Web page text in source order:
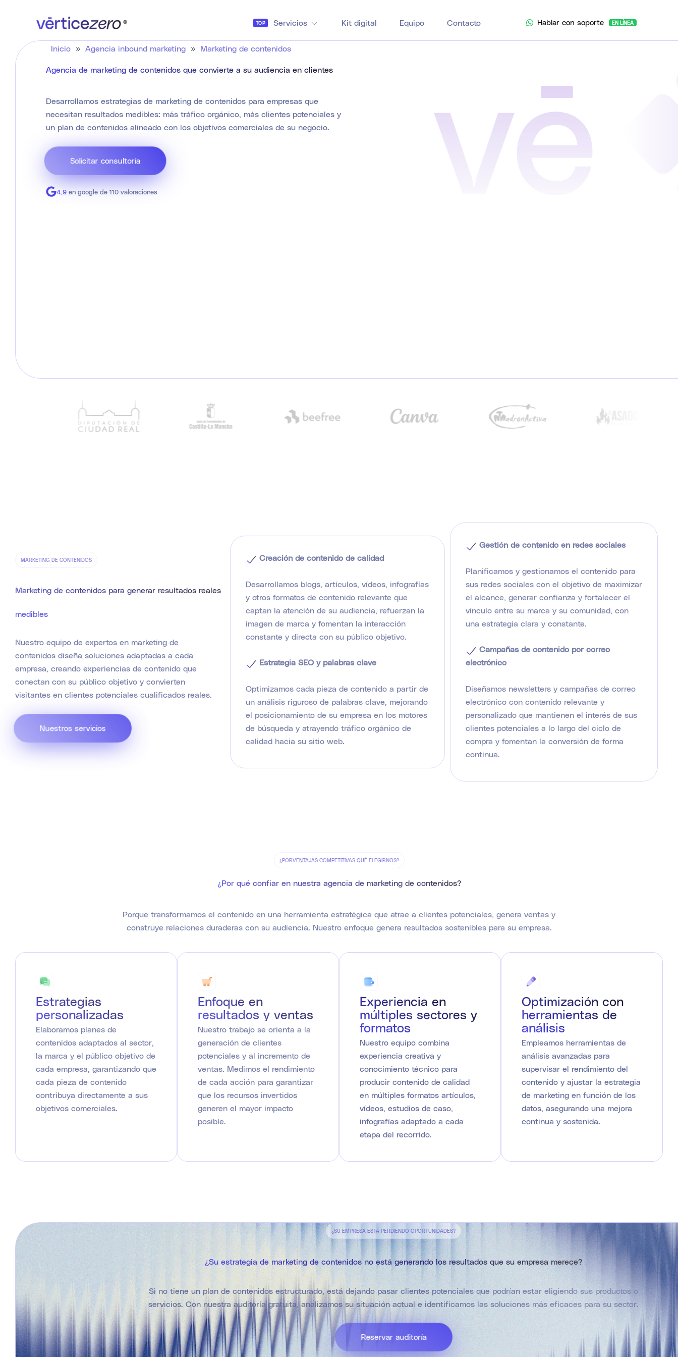
TOP Servicios Kit digital Equipo Contacto Hablar con soporte
Inicio » Agencia inbound marketing » Marketing de contenidos
Agencia de marketing de contenidos que convierte a su audiencia en clientes
Desarrollamos estrategias de marketing de contenidos para empresas que
necesitan resultados medibles: más tráfico orgánico, más clientes potenciales y
un plan de contenidos alineado con los objetivos comerciales de su negocio.
Solicitar consultoría
4,9 en google de 110 valoraciones
MARKETING DE CONTENIDOS
Marketing de contenidos para generar resultados reales
medibles
Nuestro equipo de expertos en marketing de
contenidos diseña soluciones adaptadas a cada
empresa, creando experiencias de contenido que
conectan con su público objetivo y convierten
visitantes en clientes potenciales cualificados reales.
Nuestros servicios
Creación de contenido de calidad
Desarrollamos blogs, artículos, vídeos, infografías
y otros formatos de contenido relevante que
captan la atención de su audiencia, refuerzan la
imagen de marca y fomentan la interacción
constante y directa con su público objetivo.
Estrategia SEO y palabras clave
Optimizamos cada pieza de contenido a partir de
un análisis riguroso de palabras clave, mejorando
el posicionamiento de su empresa en los motores
de búsqueda y atrayendo tráfico orgánico de
calidad hacia su sitio web.
Gestión de contenido en redes sociales
Planificamos y gestionamos el contenido para
sus redes sociales con el objetivo de maximizar
el alcance, generar confianza y fortalecer el
vínculo entre su marca y su comunidad, con
una estrategia clara y constante.
Campañas de contenido por correo
electrónico
Diseñamos newsletters y campañas de correo
electrónico con contenido relevante y
personalizado que mantienen el interés de sus
clientes potenciales a lo largo del ciclo de
compra y fomentan la conversión de forma
continua.
¿PORVENTAJAS COMPETITIVAS QUÉ ELEGIRNOS?
¿Por qué confiar en nuestra agencia de marketing de contenidos?
Porque transformamos el contenido en una herramienta estratégica que atrae a clientes potenciales, genera ventas y
construye relaciones duraderas con su audiencia. Nuestro enfoque genera resultados sostenibles para su empresa.
Estrategias
personalizadas
Elaboramos planes de
contenidos adaptados al sector,
la marca y el público objetivo de
cada empresa, garantizando que
cada pieza de contenido
contribuya directamente a sus
objetivos comerciales.
Enfoque en
resultados y ventas
Nuestro trabajo se orienta a la
generación de clientes
potenciales y al incremento de
ventas. Medimos el rendimiento
de cada acción para garantizar
que los recursos invertidos
generen el mayor impacto
posible.
Experiencia en
múltiples sectores y
formatos
Nuestro equipo combina
experiencia creativa y
conocimiento técnico para
producir contenido de calidad
en múltiples formatos artículos,
vídeos, estudios de caso,
infografías adaptado a cada
etapa del recorrido.
Optimización con
herramientas de
análisis
Empleamos herramientas de
análisis avanzadas para
supervisar el rendimiento del
contenido y ajustar la estrategia
de marketing en función de los
datos, asegurando una mejora
continua y sostenida.
¿SU EMPRESA ESTÁ PERDIENDO OPORTUNIDADES?
¿Su estrategia de marketing de contenidos no está generando los resultados que su empresa merece?
Si no tiene un plan de contenidos estructurado, está dejando pasar clientes potenciales que podrían estar eligiendo sus productos o
servicios. Con nuestra auditoría gratuita, analizamos su situación actual e identificamos las soluciones más eficaces para su sector.
Reservar auditoría